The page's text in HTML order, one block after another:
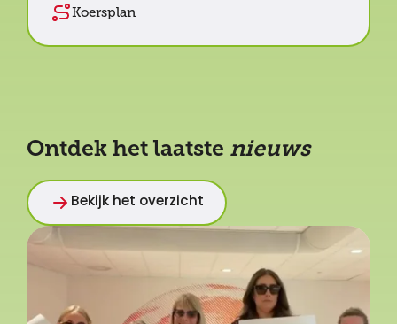
Koersplan
Ontdek het laatste nieuws
Bekijk het overzicht